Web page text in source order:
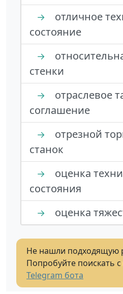
→
отличное
состояние
→
стенки
→
отраслевое
соглашение
→
отрезной
станок
→
оценка
состояния
→ оценка
Не нашли подходящую
Попробуйте поискать
Telegram бота